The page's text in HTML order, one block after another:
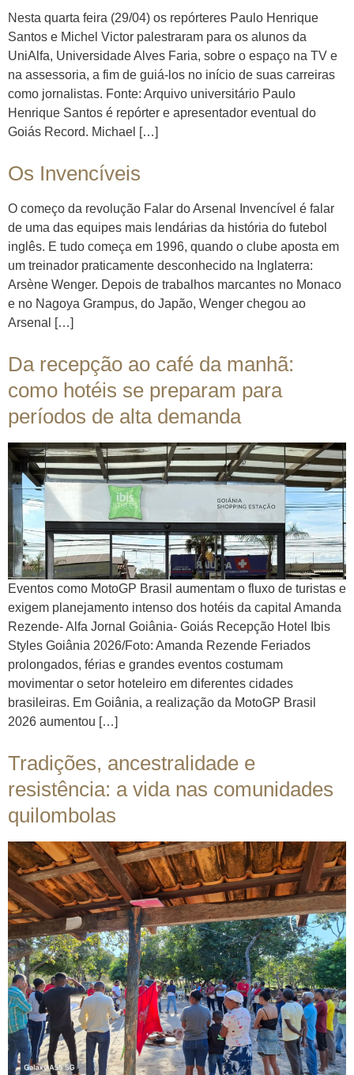
Nesta quarta feira (29/04) os repórteres Paulo Henrique
Santos e Michel Victor palestraram para os alunos da
UniAlfa, Universidade Alves Faria, sobre o espaço na TV e
na assessoria, a fim de guiá-los no início de suas carreiras
como jornalistas. Fonte: Arquivo universitário Paulo
Henrique Santos é repórter e apresentador eventual do
Goiás Record. Michael […]
Os Invencíveis
O começo da revolução Falar do Arsenal Invencível é falar
de uma das equipes mais lendárias da história do futebol
inglês. E tudo começa em 1996, quando o clube aposta em
um treinador praticamente desconhecido na Inglaterra:
Arsène Wenger. Depois de trabalhos marcantes no Monaco
e no Nagoya Grampus, do Japão, Wenger chegou ao
Arsenal […]
Da recepção ao café da manhã:
como hotéis se preparam para
períodos de alta demanda
Eventos como MotoGP Brasil aumentam o fluxo de turistas e
exigem planejamento intenso dos hotéis da capital Amanda
Rezende- Alfa Jornal Goiânia- Goiás Recepção Hotel Ibis
Styles Goiânia 2026/Foto: Amanda Rezende Feriados
prolongados, férias e grandes eventos costumam
movimentar o setor hoteleiro em diferentes cidades
brasileiras. Em Goiânia, a realização da MotoGP Brasil
2026 aumentou […]
Tradições, ancestralidade e
resistência: a vida nas comunidades
quilombolas